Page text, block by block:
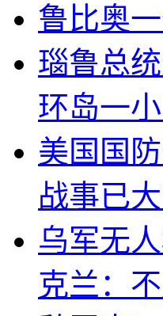
鲁比奥
瑙鲁总
环岛一
美国国
战事已
乌军无
克兰：